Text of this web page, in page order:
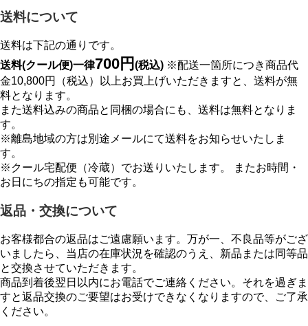
送料について
送料は下記の通りです。
送料(クール便)一律700円 (税込) ※配送一箇所につき商品代
金10,800円（税込）以上お買上げいただきますと、送料が無
料となります。
また送料込みの商品と同梱の場合にも、送料は無料となりま
す。
※離島地域の方は別途メールにて送料をお知らせいたしま
す。
※クール宅配便（冷蔵）でお送りいたします。 またお時間・
お日にちの指定も可能です。
返品・交換について
お客様都合の返品はご遠慮願います。万が一、不良品等がござ
いましたら、当店の在庫状況を確認のうえ、新品または同等品
と交換させていただきます。
商品到着後翌日以内にお電話でご連絡ください。それを過ぎま
すと返品交換のご要望はお受けできなくなりますので、ご了承
ください。